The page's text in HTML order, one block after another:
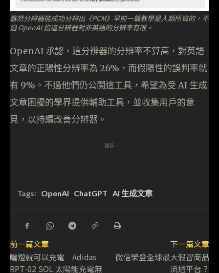
雖然分辨器能成功分辨出《PCM》早前一篇教學是人類所寫的，不
過 OpenAI 指這分辨器對非英語的分辨率有限。
OpenAI 承認，這分辨器的分辨率不算高，對英語
文章的正陽性分辨率為 26%，而假陽性的誤判率就
有 9%。不過他們仍公開這工具，希望為受 AI 生成
文章困擾的學界提供輔助工具，並收集用戶的意
見，以持續改善分辨器。
- 廣告 -
Tags: OpenAI ChatGPT AI 生成文章
前一篇文章
曬燈就可以充電 Adidas
RPT-02 SOL 太陽能充電無
下一篇文章
微信榮登全球最大假冒商品
流通平台？